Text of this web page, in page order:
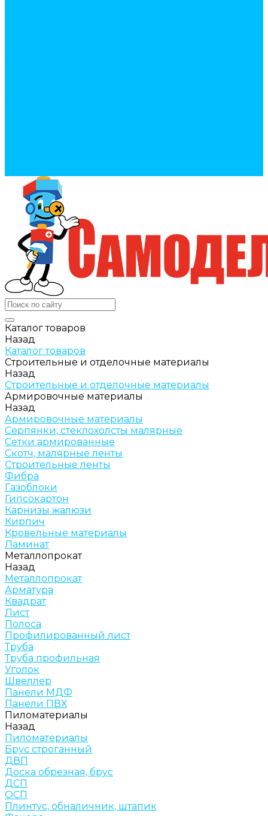
Каталог товаров
Назад
Каталог товаров
Строительные и отделочные материалы
Назад
Строительные и отделочные материалы
Армировочные материалы
Назад
Армировочные материалы
Серпянки, стеклохолсты малярные
Сетки армированные
Скотч, малярные ленты
Строительные ленты
Фибра
Газоблоки
Гипсокартон
Карнизы жалюзи
Кирпич
Кровельные материалы
Ламинат
Металлопрокат
Назад
Металлопрокат
Арматура
Квадрат
Лист
Полоса
Профилированный лист
Труба
Труба профильная
Уголок
Швеллер
Панели МДФ
Панели ПВХ
Пиломатериалы
Назад
Пиломатериалы
Брус строганный
ДВП
Доска обрезная, брус
ДСП
ОСП
Плинтус, обналичник, штапик